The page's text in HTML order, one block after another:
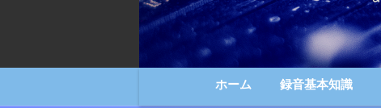
ホーム 録音基本知識